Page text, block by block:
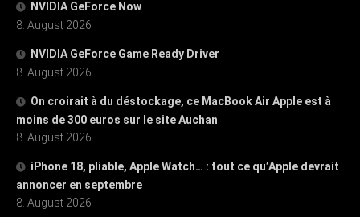
NVIDIA GeForce Now
8. August 2026
NVIDIA GeForce Game Ready Driver
8. August 2026
On croirait à du déstockage, ce MacBook Air Apple est à
moins de 300 euros sur le site Auchan
8. August 2026
iPhone 18, pliable, Apple Watch… : tout ce qu’Apple devrait
annoncer en septembre
8. August 2026